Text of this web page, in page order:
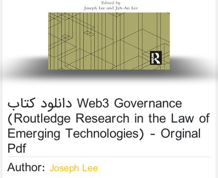
دانلود کتاب Web3 Governance
(Routledge Research in the Law of
Emerging Technologies) - Orginal
Pdf
Author:Joseph Lee